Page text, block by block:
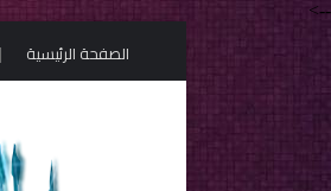
-->
الصفحة الرئيسية